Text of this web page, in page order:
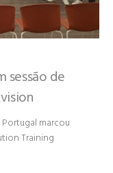
sessão de
marcou
Training